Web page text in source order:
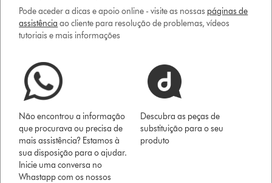
Pode aceder a dicas e apoio online - visite as nossas páginas de
assistência ao cliente para resolução de problemas, vídeos
tutoriais e mais informações
Não encontrou a informação
que procurava ou precisa de
mais assistência? Estamos à
sua disposição para o ajudar.
Inicie uma conversa no
Whastapp com os nossos
Descubra as peças de
substituição para o seu
produto